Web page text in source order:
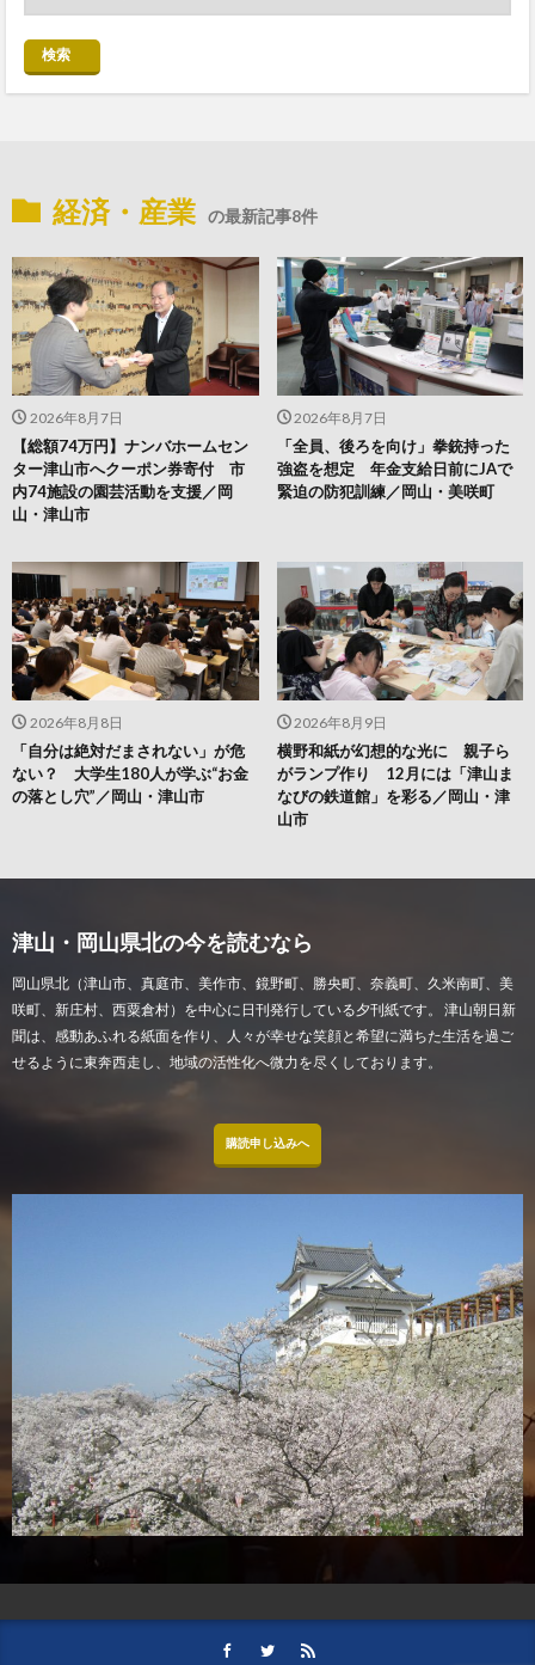
検索
経済・産業 の最新記事8件
2026年8月9日
横野和紙が幻想的な光に 親子ら
がランプ作り 12月には「津山ま
なびの鉄道館」を彩る／岡山・津
山市
2026年8月8日
「自分は絶対だまされない」が危
ない？ 大学生180人が学ぶ“お金
の落とし穴”／岡山・津山市
2026年8月7日
「全員、後ろを向け」拳銃持った
強盗を想定 年金支給日前にJAで
緊迫の防犯訓練／岡山・美咲町
2026年8月7日
【総額74万円】ナンバホームセン
ター津山市へクーポン券寄付 市
内74施設の園芸活動を支援／岡
山・津山市
津山・岡山県北の今を読むなら
岡山県北（津山市、真庭市、美作市、鏡野町、勝央町、奈義町、久米南町、美
咲町、新庄村、西粟倉村）を中心に日刊発行している夕刊紙です。 津山朝日新
聞は、感動あふれる紙面を作り、人々が幸せな笑顔と希望に満ちた生活を過ご
せるように東奔西走し、地域の活性化へ微力を尽くしております。
購読申し込みへ